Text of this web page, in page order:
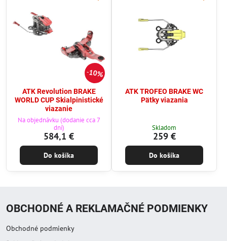
10%
ATK Revolution BRAKE
WORLD CUP Skialpinistické
viazanie
Na objednávku (dodanie cca 7
dní)
584,1 €
Do košíka
ATK TROFEO BRAKE WC
Pätky viazania
Skladom
259 €
Do košíka
OBCHODNÉ A REKLAMAČNÉ PODMIENKY
Obchodné podmienky